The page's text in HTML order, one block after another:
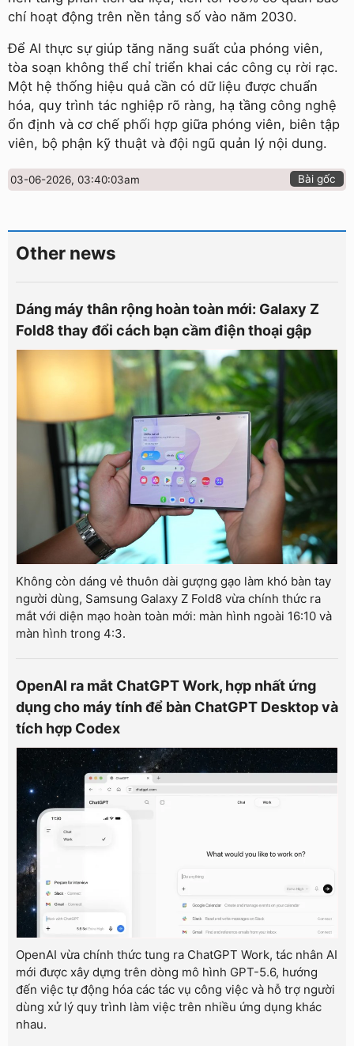
chí hoạt động trên nền tảng số vào năm 2030.
Để AI thực sự giúp tăng năng suất của phóng viên,
tòa soạn không thể chỉ triển khai các công cụ rời rạc.
Một hệ thống hiệu quả cần có dữ liệu được chuẩn
hóa, quy trình tác nghiệp rõ ràng, hạ tầng công nghệ
ổn định và cơ chế phối hợp giữa phóng viên, biên tập
viên, bộ phận kỹ thuật và đội ngũ quản lý nội dung.
03-06-2026, 03:40:03am Bài gốc
Other news
Dáng máy thân rộng hoàn toàn mới: Galaxy Z
Fold8 thay đổi cách bạn cầm điện thoại gập
Không còn dáng vẻ thuôn dài gượng gạo làm khó bàn tay
người dùng, Samsung Galaxy Z Fold8 vừa chính thức ra
mắt với diện mạo hoàn toàn mới: màn hình ngoài 16:10 và
màn hình trong 4:3.
OpenAI ra mắt ChatGPT Work, hợp nhất ứng
dụng cho máy tính để bàn ChatGPT Desktop và
tích hợp Codex
OpenAI vừa chính thức tung ra ChatGPT Work, tác nhân AI
mới được xây dựng trên dòng mô hình GPT-5.6, hướng
đến việc tự động hóa các tác vụ công việc và hỗ trợ người
dùng xử lý quy trình làm việc trên nhiều ứng dụng khác
nhau.